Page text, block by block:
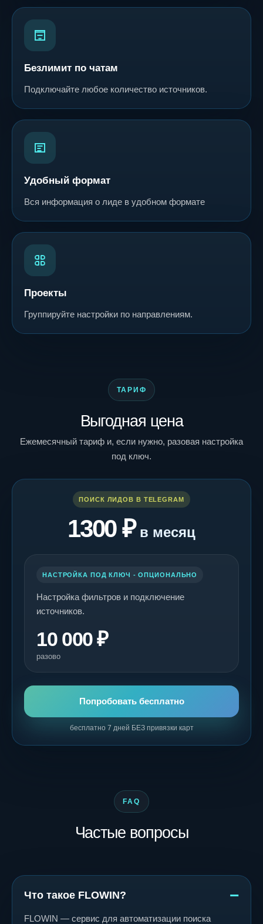
Безлимит по чатам
Подключайте любое количество источников.
Удобный формат
Вся информация о лиде в удобном формате
Проекты
Группируйте настройки по направлениям.
ТАРИФ
Выгодная цена
Ежемесячный тариф и, если нужно, разовая настройка
под ключ.
ПОИСК ЛИДОВ В TELEGRAM
1300 ₽ в месяц
НАСТРОЙКА ПОД КЛЮЧ - ОПЦИОНАЛЬНО
Настройка фильтров и подключение
источников.
10 000 ₽
разово
Попробовать бесплатно
бесплатно 7 дней БЕЗ привязки карт
FAQ
Частые вопросы
Что такое FLOWIN?
FLOWIN — сервис для автоматизации поиска